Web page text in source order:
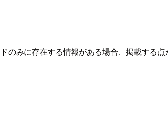
みに存在する情報がある場合、掲載する点